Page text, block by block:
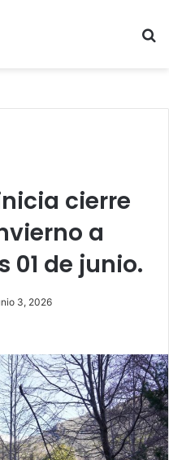
cierre
a
01 de junio.
3, 2026